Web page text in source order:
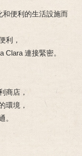
和便利的生活設施而
利，
Clara 連接緊密。
商店，
環境，
。